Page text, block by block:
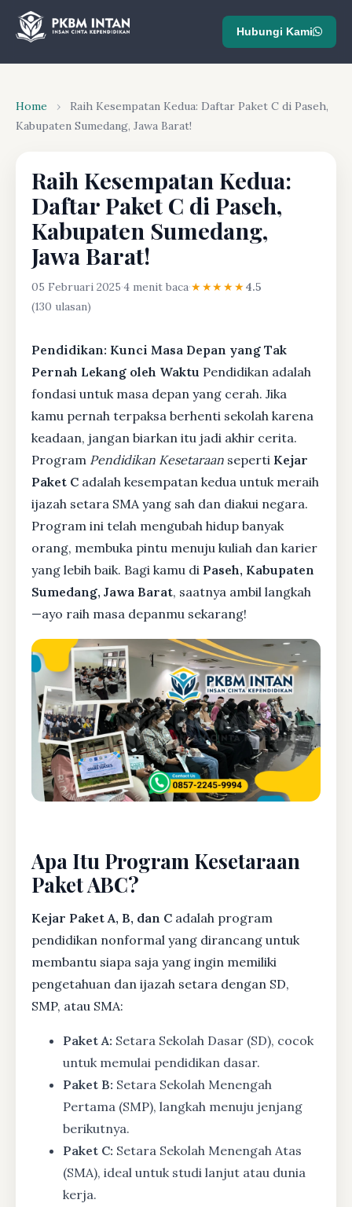
Hubungi Kami
Home ›
Raih Kesempatan Kedua: Daftar Paket C di Paseh,
Kabupaten Sumedang, Jawa Barat!
Raih Kesempatan Kedua:
Daftar Paket C di Paseh,
Kabupaten Sumedang,
Jawa Barat!
05 Februari 2025·4 menit baca·★★★★★4.5
(130 ulasan)
Pendidikan: Kunci Masa Depan yang Tak
Pernah Lekang oleh Waktu Pendidikan adalah
fondasi untuk masa depan yang cerah. Jika
kamu pernah terpaksa berhenti sekolah karena
keadaan, jangan biarkan itu jadi akhir cerita.
Program Pendidikan Kesetaraan seperti Kejar
Paket C adalah kesempatan kedua untuk meraih
ijazah setara SMA yang sah dan diakui negara.
Program ini telah mengubah hidup banyak
orang, membuka pintu menuju kuliah dan karier
yang lebih baik. Bagi kamu di Paseh, Kabupaten
Sumedang, Jawa Barat, saatnya ambil langkah
—ayo raih masa depanmu sekarang!
Apa Itu Program Kesetaraan
Paket ABC?
Kejar Paket A, B, dan C adalah program
pendidikan nonformal yang dirancang untuk
membantu siapa saja yang ingin memiliki
pengetahuan dan ijazah setara dengan SD,
SMP, atau SMA:
Paket A: Setara Sekolah Dasar (SD), cocok
untuk memulai pendidikan dasar.
Paket B: Setara Sekolah Menengah
Pertama (SMP), langkah menuju jenjang
berikutnya.
Paket C: Setara Sekolah Menengah Atas
(SMA), ideal untuk studi lanjut atau dunia
kerja.